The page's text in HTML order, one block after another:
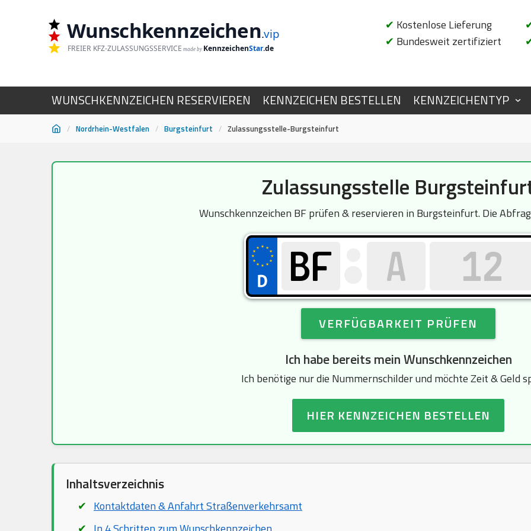
Wunschkennzeichen.vip
FREIER KFZ-ZULASSUNGSSERVICE made by KennzeichenStar.de
✔ Kostenlose Lieferung
✔ Bundesweit zertifiziert
WUNSCHKENNZEICHEN RESERVIEREN KENNZEICHEN BESTELLEN KENNZEICHENTYP
/ Nordrhein-Westfalen / Burgsteinfurt / Zulassungsstelle-Burgsteinfurt
Zulassungsstelle
Wunschkennzeichen BF prüfen & reservieren in Burgsteinfurt. Die
VERFÜGBARKEIT PRÜFEN
Ich habe bereits mein Wunschkennzeichen
Ich benötige nur die Nummernschilder und möchte Zeit & Geld
HIER KENNZEICHEN BESTELLEN
Inhaltsverzeichnis
Kontaktdaten & Anfahrt Straßenverkehrsamt